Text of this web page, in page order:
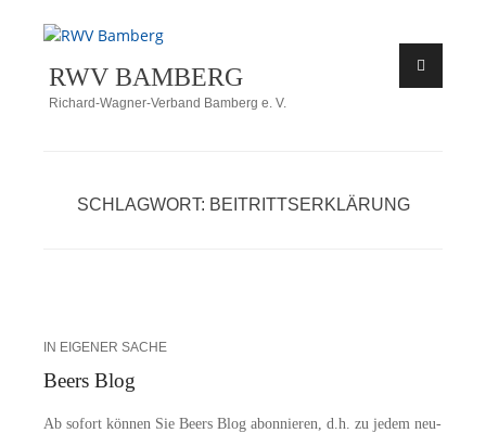
Zum
springen
RWV BAMBERG
Richard-Wagner-Verband Bamberg e. V.
SCHLAGWORT: BEITRITTSERKLÄRUNG
IN EIGENER SACHE
Beers Blog
Ab so­fort kön­nen Sie Beers Blog abon­nie­ren, d.h. zu je­dem neu­